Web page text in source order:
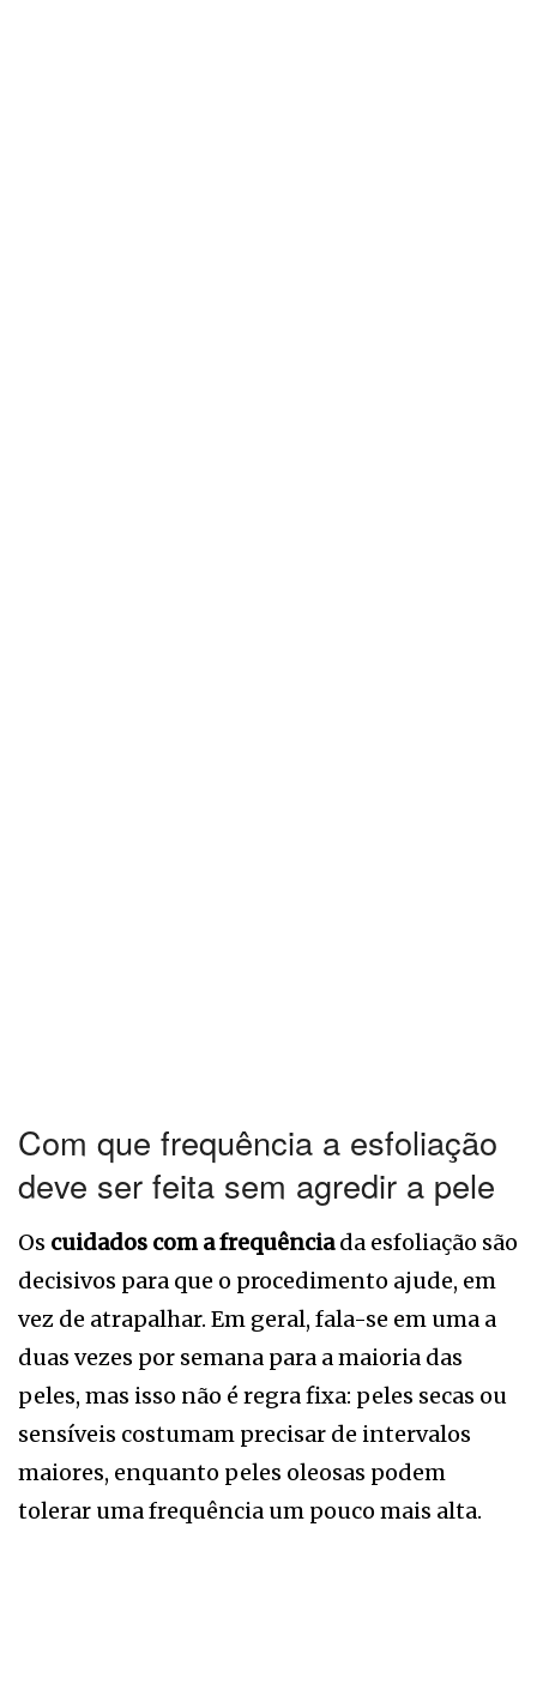
Com que frequência a esfoliação
deve ser feita sem agredir a pele
Os cuidados com a frequênciada esfoliação são
decisivos para que o procedimento ajude, em
vez de atrapalhar. Em geral, fala-se em uma a
duas vezes por semana para a maioria das
peles, mas isso não é regra fixa: peles secas ou
sensíveis costumam precisar de intervalos
maiores, enquanto peles oleosas podem
tolerar uma frequência um pouco mais alta.